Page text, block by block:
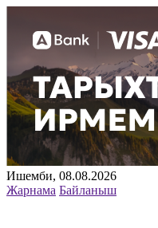
Ишемби, 08.08.2026
Жарнама Байланыш